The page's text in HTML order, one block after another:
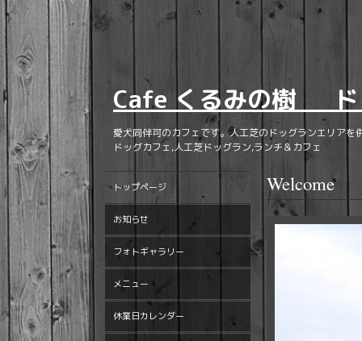
Cafe くるみの樹 ド
愛犬同伴可のカフェです。人工芝のドッグランエリア
ドッグカフェ,人工芝ドッグラン,ランチ＆カフェ
Welcome
トップページ
お知らせ
フォトギャラリー
メニュー
休業日カレンダー